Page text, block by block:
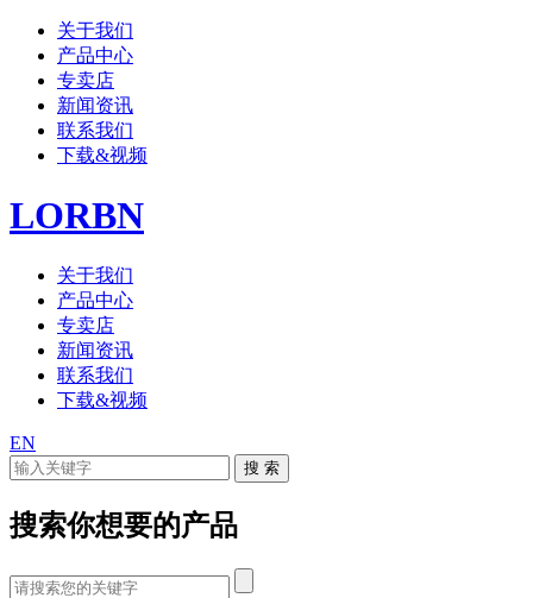
关于我们
产品中心
专卖店
新闻资讯
联系我们
下载&视频
LORBN
关于我们
产品中心
专卖店
新闻资讯
联系我们
下载&视频
EN
搜索你想要的产品